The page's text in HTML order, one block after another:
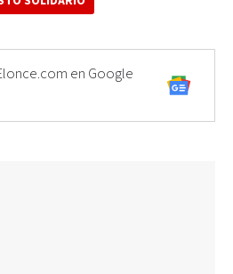
en Google